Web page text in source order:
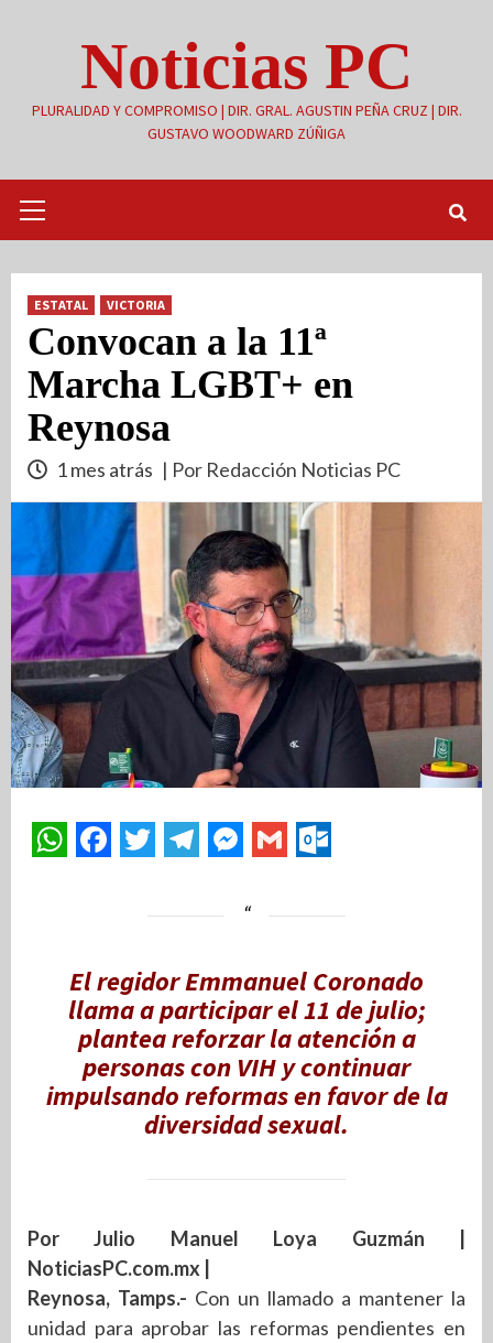
Noticias PC
PLURALIDAD Y COMPROMISO | DIR. GRAL. AGUSTIN PEÑA CRUZ | DIR.
GUSTAVO WOODWARD ZÚÑIGA
primario
ESTATAL VICTORIA
Convocan a la 11ª
Marcha LGBT+ en
Reynosa
1 mes atrás | Por Redacción Noticias PC
El regidor Emmanuel Coronado
llama a participar el 11 de julio;
plantea reforzar la atención a
personas con VIH y continuar
impulsando reformas en favor de la
diversidad sexual.
Por Julio Manuel Loya Guzmán |
NoticiasPC.com.mx |
Reynosa, Tamps.- Con un llamado a mantener la
unidad para aprobar las reformas pendientes en